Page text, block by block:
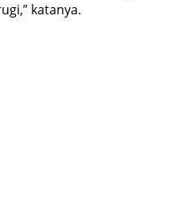
katanya.